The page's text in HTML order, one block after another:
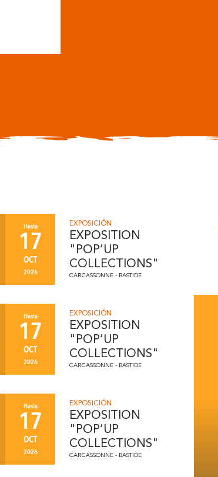
Hasta
17
OCT
2026
EXPOSICIÓN
EXPOSITION
"POP’UP
COLLECTIONS"
CARCASSONNE - BASTIDE
Hasta
17
OCT
2026
EXPOSICIÓN
EXPOSITION
"POP’UP
COLLECTIONS"
CARCASSONNE - BASTIDE
Hasta
17
OCT
2026
EXPOSICIÓN
EXPOSITION
"POP’UP
COLLECTIONS"
CARCASSONNE - BASTIDE